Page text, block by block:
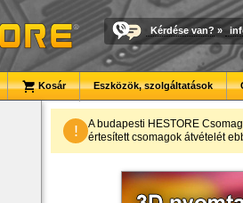
Kérdése van? »
Kosár Eszközök, szolgáltatások
!
A budapesti HESTORE
értesített csomagok átvételét
3D nyomtató
Kiváló minőségű,
Megbízható
Új, modern
Modulvilág
Fejlesztés, szórakozás